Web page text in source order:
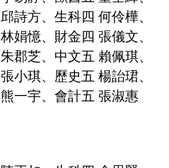
邱詩方、 生科四 何伶樺、
林娟憶、財金四 張儀文、
朱郡芝、中文五 賴佩琪、
張小琪、歷史五 楊詒珺、
熊一宇、 會計五 張淑惠